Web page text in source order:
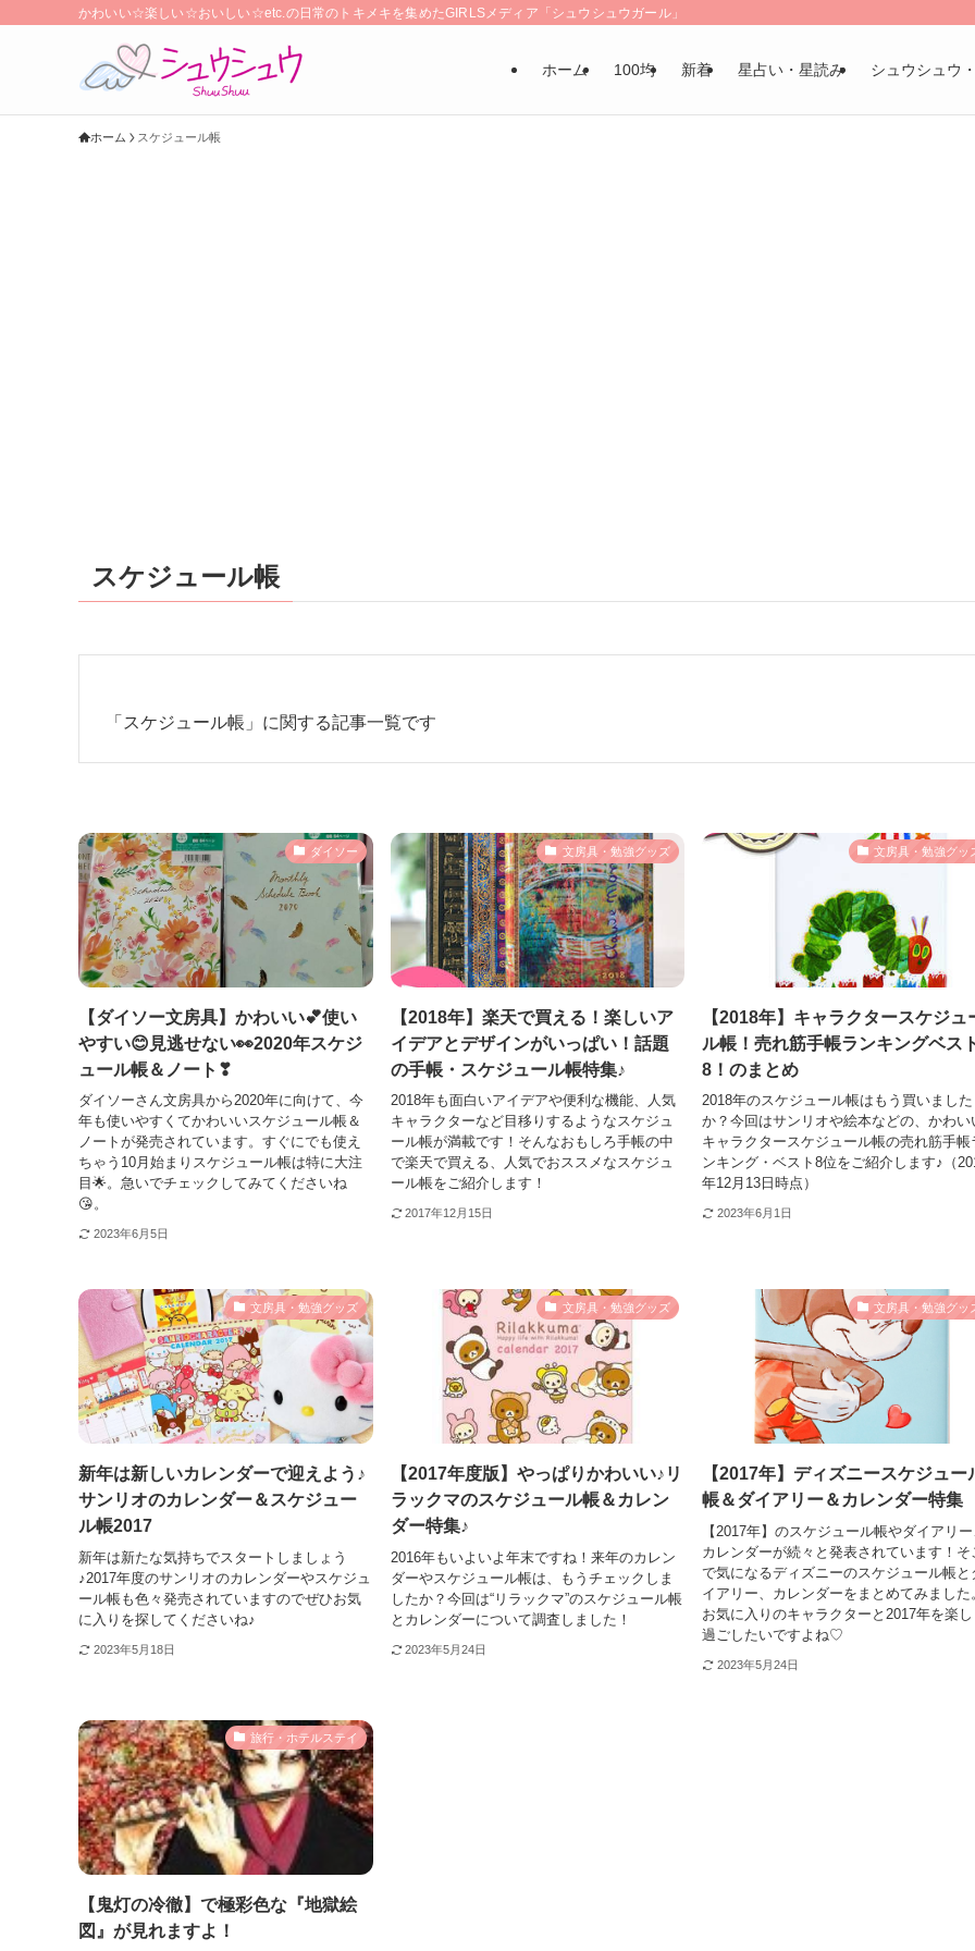
かわいい☆楽しい☆おいしい☆etc.の日常のトキメキを集めたGIRLSメディア「シュウシュウガール」
ホーム 100均 新着 星占い・星読み シュウシュウ
ホーム スケジュール帳
スケジュール帳
「スケジュール帳」に関する記事一覧です
ダイソー
【ダイソー文房具】かわいい💕使い
やすい😊見逃せない👀2020年スケジ
ュール帳＆ノート❣
ダイソーさん文房具から2020年に向けて、今
年も使いやすくてかわいいスケジュール帳＆
ノートが発売されています。すぐにでも使え
ちゃう10月始まりスケジュール帳は特に大注
目🌟。急いでチェックしてみてくださいね
😘。
2023年6月5日
文房具・勉強グッズ
【2018年】楽天で買える！楽しいア
イデアとデザインがいっぱい！話題
の手帳・スケジュール帳特集♪
2018年も面白いアイデアや便利な機能、人気
キャラクターなど目移りするようなスケジュ
ール帳が満載です！そんなおもしろ手帳の中
で楽天で買える、人気でおススメなスケジュ
ール帳をご紹介します！
2017年12月15日
文房具・勉強グッ
【2018年】キャラクタースケジュ
ル帳！売れ筋手帳ランキングベス
8！のまとめ
2018年のスケジュール帳はもう買いました
か？今回はサンリオや絵本などの、かわい
キャラクタースケジュール帳の売れ筋手帳
ンキング・ベスト8位をご紹介します♪（
年12月13日時点）
2023年6月1日
文房具・勉強グッズ
新年は新しいカレンダーで迎えよう♪
サンリオのカレンダー＆スケジュー
ル帳2017
新年は新たな気持ちでスタートしましょう
♪2017年度のサンリオのカレンダーやスケジュ
ール帳も色々発売されていますのでぜひお気
に入りを探してくださいね♪
2023年5月18日
文房具・勉強グッズ
【2017年度版】やっぱりかわいい♪リ
ラックマのスケジュール帳＆カレン
ダー特集♪
2016年もいよいよ年末ですね！来年のカレン
ダーやスケジュール帳は、もうチェックしま
したか？今回は“リラックマ”のスケジュール帳
とカレンダーについて調査しました！
2023年5月24日
文房具・勉強グッ
【2017年】ディズニースケジュー
帳＆ダイアリー＆カレンダー特集
【2017年】のスケジュール帳やダイアリ
カレンダーが続々と発表されています！そ
で気になるディズニーのスケジュール帳と
イアリー、カレンダーをまとめてみました
お気に入りのキャラクターと2017年を楽
過ごしたいですよね♡
2023年5月24日
旅行・ホテルステイ
【鬼灯の冷徹】で極彩色な『地獄絵
図』が見れますよ！